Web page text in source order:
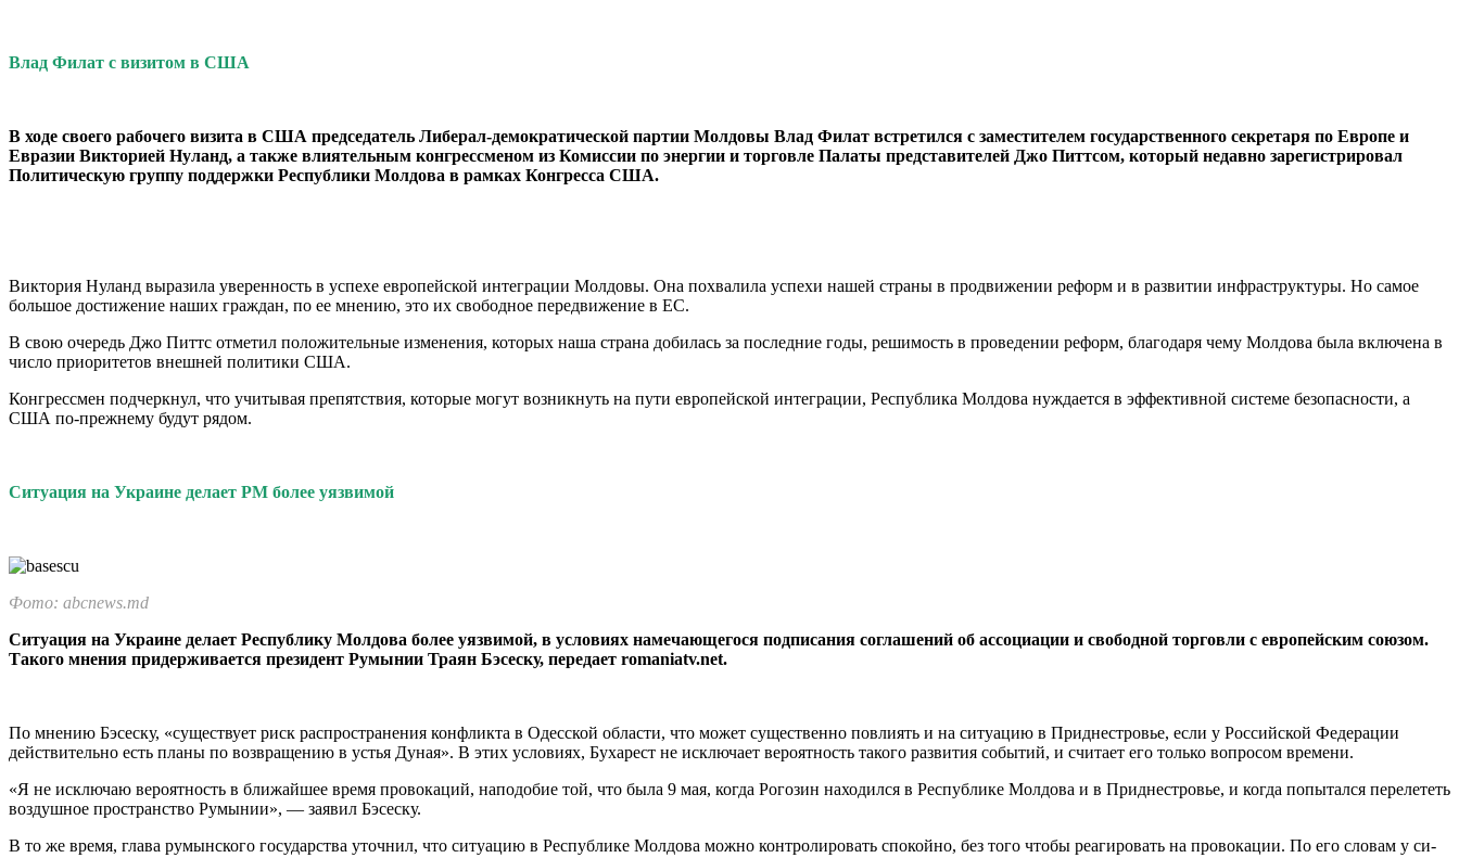
Влад Филат с визитом в США
В ходе своего рабоче­го визита в США предсе­датель Либерал-демокра­тической партии Молдо­вы Влад Филат встретился с заместителем государс­твенного секретаря по Ев­ропе и
Евразии Виктори­ей Нуланд, а также влия­тельным конгрессменом из Комиссии по энергии и торговле Палаты пред­ставителей Джо Питтсом, который недавно зарегис­трировал
Политическую группу поддержки Респуб­лики Молдова в рамках Конгресса США.
Виктория Нуланд вы­разила уверенность в ус­пехе европейской интегра­ции Молдовы. Она похва­лила успехи нашей страны в продвижении реформ и в развитии инфраструк­туры. Но самое
большое достижение наших граж­дан, по ее мнению, это их свободное передвижение в ЕС.
В свою очередь Джо Питтс отметил положи­тельные изменения, ко­торых наша страна доби­лась за последние годы, решимость в проведении реформ, благодаря чему Молдова была включе­на в
число приоритетов внешней политики США.
Конгрессмен подчер­кнул, что учитывая пре­пятствия, которые могут возникнуть на пути евро­пейской интеграции, Рес­публика Молдова нужда­ется в эффективной сис­теме безопасности, а
США по-прежнему будут рядом.
Ситуация на Украине делает РМ более уязвимой
Фото: abcnews.md
Ситуация на Украине делает Рес­публику Молдова более уязвимой, в условиях намечающегося подпи­сания соглашений об ассоциации и свободной торговли с европейским союзом.
Такого мнения придержи­вается президент Румынии Траян Бэсеску, передает romaniatv.net.
По мнению Бэсеску, «существует риск распространения конфликта в Одесской области, что может существенно повли­ять и на ситуацию в Приднестровье, если у Российской Федерации
действительно есть планы по возвращению в устья Ду­ная». В этих условиях, Бухарест не ис­ключает вероятность такого развития событий, и считает его только вопросом времени.
«Я не исключаю вероятность в бли­жайшее время провокаций, наподобие той, что была 9 мая, когда Рогозин нахо­дился в Республике Молдова и в Прид­нестровье, и когда попытался перелететь
воздушное пространство Румынии», — заявил Бэсеску.
В то же время, глава румынского го­сударства уточнил, что ситуацию в Рес­публике Молдова можно контролиро­вать спокойно, без того чтобы реагиро­вать на провокации. По его словам у си­